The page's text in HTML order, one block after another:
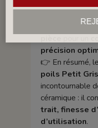
artistes de
précision
👉 En résumé, le
poils Petit Gris
incontournable
céramique : il
trait, finesse
d’utilisation.